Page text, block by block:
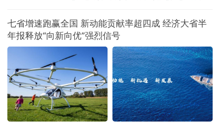
上，“十五五”期间全产业链总投资规模预计超过
5万亿元
七省增速跑赢全国 新动能贡献率超四成 经济大省半
年报释放“向新向优”强烈信号